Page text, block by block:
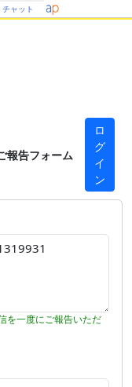
チャット
報告フォーム
ロ
グ
イ
ン
を一度にご報告いただ